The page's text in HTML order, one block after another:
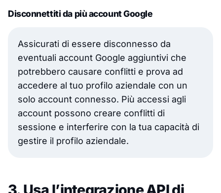
Disconnettiti da più account Google
Assicurati di essere disconnesso da
eventuali account Google aggiuntivi che
potrebbero causare conflitti e prova ad
accedere al tuo profilo aziendale con un
solo account connesso. Più accessi agli
account possono creare conflitti di
sessione e interferire con la tua capacità di
gestire il profilo aziendale.